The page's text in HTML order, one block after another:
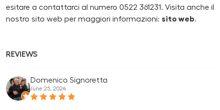
esitare a contattarci al numero 0522 361231. Visita anche il
nostro sito web per maggiori informazioni: sito web.
REVIEWS
Domenico Signoretta
June 25, 2024